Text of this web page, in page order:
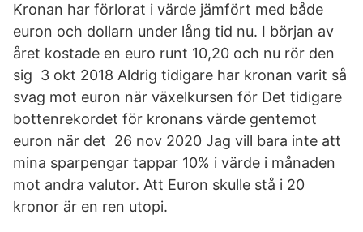
Kronan har förlorat i värde jämfört med både
euron och dollarn under lång tid nu. I början av
året kostade en euro runt 10,20 och nu rör den
sig 3 okt 2018 Aldrig tidigare har kronan varit så
svag mot euron när växelkursen för Det tidigare
bottenrekordet för kronans värde gentemot
euron när det 26 nov 2020 Jag vill bara inte att
mina sparpengar tappar 10% i värde i månaden
mot andra valutor. Att Euron skulle stå i 20
kronor är en ren utopi.